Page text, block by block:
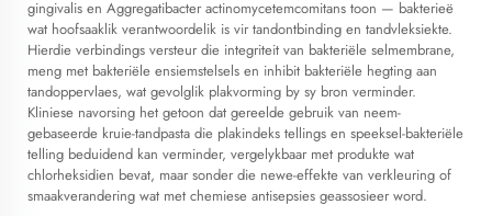
gingivalis en Aggregatibacter actinomycetemcomitans toon — bakterieë
wat hoofsaaklik verantwoordelik is vir tandontbinding en tandvleksiekte.
Hierdie verbindings versteur die integriteit van bakteriële selmembrane,
meng met bakteriële ensiemstelsels en inhibit bakteriële hegting aan
tandoppervlaes, wat gevolglik plakvorming by sy bron verminder.
Kliniese navorsing het getoon dat gereelde gebruik van neem-
gebaseerde kruie-tandpasta die plakindeks tellings en speeksel-bakteriële
telling beduidend kan verminder, vergelykbaar met produkte wat
chlorheksidien bevat, maar sonder die newe-effekte van verkleuring of
smaakverandering wat met chemiese antisepsies geassosieer word.